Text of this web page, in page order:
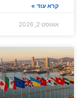
קרא עוד »
אוגוסט 2, 2026